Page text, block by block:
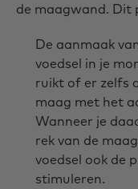
de maagwand. Dit
De aanmaak
voedsel in je
ruikt of er zelfs
maag met het
Wanneer je
rek van de
voedsel ook de
stimuleren.